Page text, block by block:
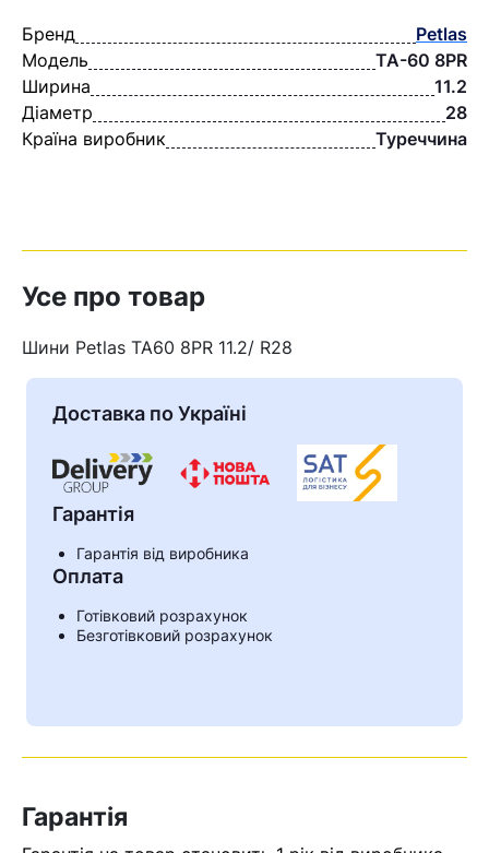
Оператор зв’яжеться з вами
найближчим часом
Бренд
Petlas
Модель
TA-60 8PR
Ширина
11.2
Діаметр
28
Країна виробник
Туреччина
Усе про товар
Шини Petlas TA60 8PR 11.2/ R28
Доставка по Україні
Гарантія
Гарантія від виробника
Оплата
Готівковий розрахунок
Безготівковий розрахунок
Гарантія